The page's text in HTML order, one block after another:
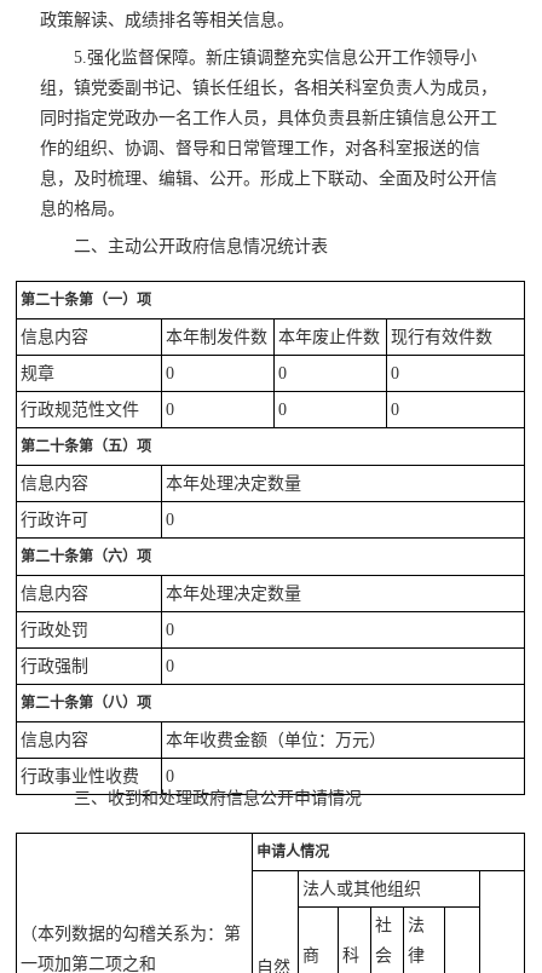
政策解读、成绩排名等相关信息。
5.强化监督保障。新庄镇调整充实信息公开工作领导小
组，镇党委副书记、镇长任组长，各相关科室负责人为成员，
同时指定党政办一名工作人员，具体负责县新庄镇信息公开工
作的组织、协调、督导和日常管理工作，对各科室报送的信
息，及时梳理、编辑、公开。形成上下联动、全面及时公开信
息的格局。
二、主动公开政府信息情况统计表
第二十条第（一）项
信息内容 本年制发件数 本年废止件数
现行有效件数
规章
0 0
0
行政规范性文件
0 0 0
第二十条第（五）项
信息内容
本年处理决定数量
行政许可
0
第二十条第（六）项
信息内容
本年处理决定数量
行政处罚
0
行政强制
0
第二十条第（八）项
信息内容
本年收费金额（单位：万元）
行政事业性收费
0
三、收到和处理政府信息公开申请情况
（本列数据的勾稽关系为：第
一项加第二项之和
申请人情况
自然
法人或其他组织
商 科
社
会
法
律